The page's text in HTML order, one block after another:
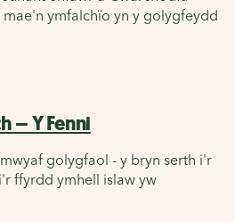
ymfalchïo yn y golygfeydd
– Y Fenni
golygfaol - y bryn serth i'r
ffyrdd ymhell islaw yw